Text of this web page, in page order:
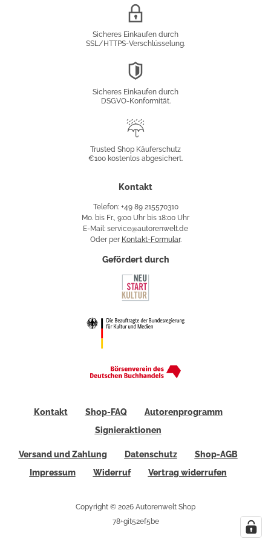
Sicheres Einkaufen durch
SSL/HTTPS-Verschlüsselung.
Sicheres Einkaufen durch
DSGVO-Konformität.
Käuferschutz
Trusted Shop Käuferschutz
€100 kostenlos abgesichert.
Kontakt
Telefon: +49 89 215570310
Mo. bis Fr., 9:00 Uhr bis 18:00 Uhr
E-Mail: service@autorenwelt.de
Oder per Kontakt-Formular.
Gefördert durch
Kontakt Shop-FAQ
Autorenprogramm
Signieraktionen
Versand und Zahlung Datenschutz
Shop-AGB
Impressum
Widerruf Vertrag widerrufen
Copyright © 2026 Autorenwelt Shop
78+git52ef5be